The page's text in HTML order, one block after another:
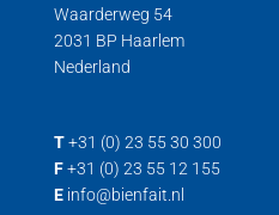
Waarderweg 54
2031 BP Haarlem
Nederland
T +31 (0) 23 55 30 300
F +31 (0) 23 55 12 155
E info@bienfait.nl